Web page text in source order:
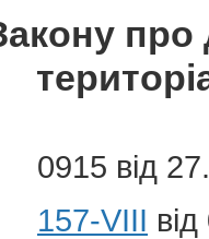
0915 від
157-VIII